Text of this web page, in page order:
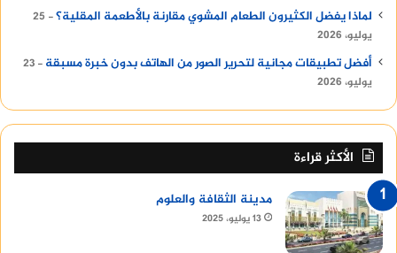
لماذا يفضل الكثيرون الطعام المشوي مقارنة بالأطعمة المقلية؟
25
يوليو، 2026
أفضل تطبيقات مجانية لتحرير الصور من الهاتف بدون خبرة مسبقة
23
يوليو، 2026
الأكثر قراءة
مدينة الثقافة والعلوم
13 يوليو، 2025